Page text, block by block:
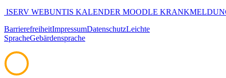
ISERV WEBUNTIS KALENDER MOODLE
BarrierefreiheitImpressumDatenschutzLeichte
SpracheGebärdensprache